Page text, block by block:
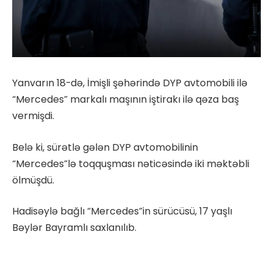
Yanvarın 18-də, İmişli şəhərində DYP avtomobili ilə
“Mercedes” markalı maşının iştirakı ilə qəza baş
vermişdi.
Belə ki, sürətlə gələn DYP avtomobilinin
“Mercedes”lə toqquşması nəticəsində iki məktəbli
ölmüşdü.
Hadisəylə bağlı “Mercedes”in sürücüsü, 17 yaşlı
Bəylər Bayramlı saxlanılıb.